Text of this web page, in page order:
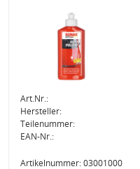
Art.Nr.:
Hersteller:
Teilenummer:
EAN-Nr.:
Artikelnummer: 03001000